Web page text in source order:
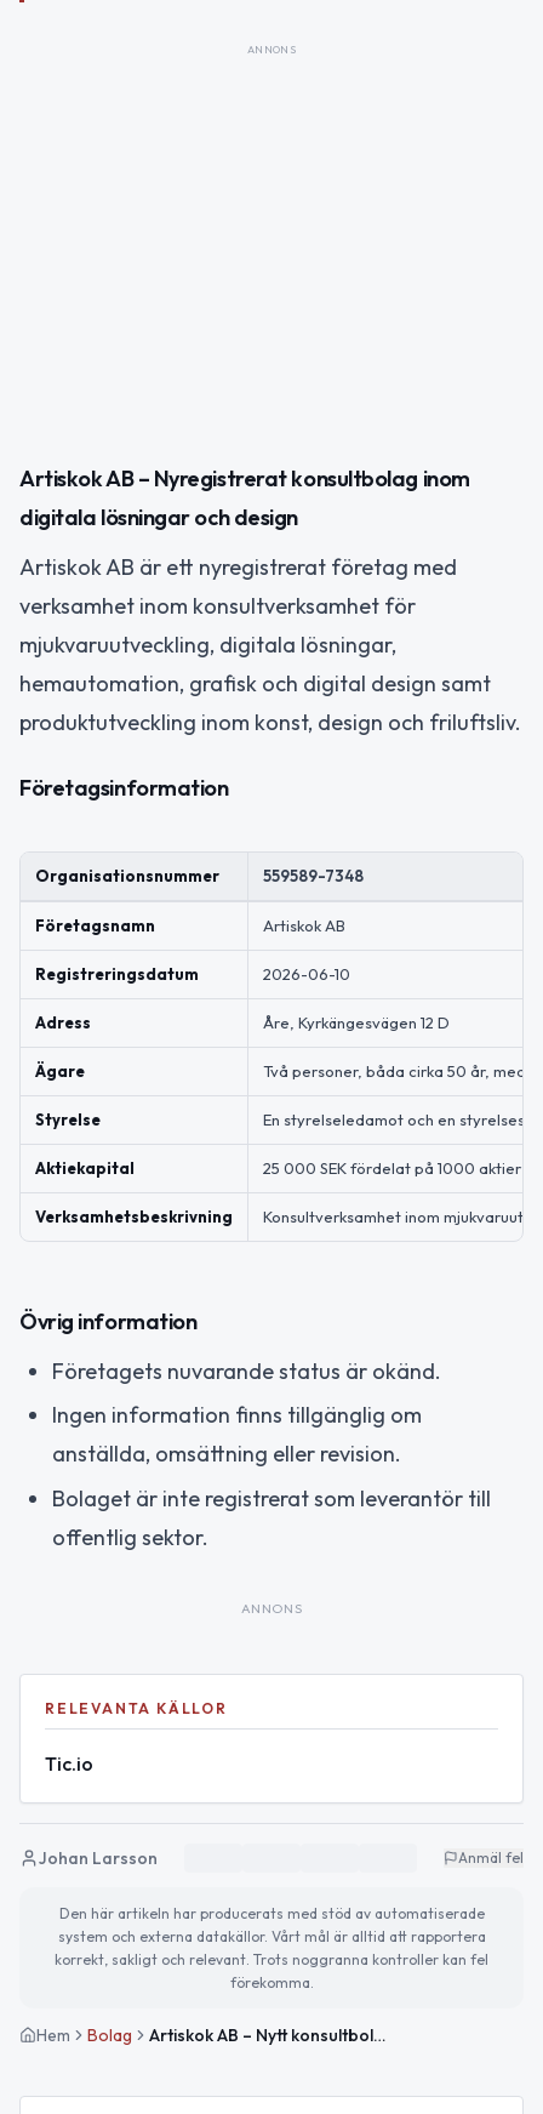
ANNONS
Artiskok AB – Nyregistrerat konsultbolag inom
digitala lösningar och design
Artiskok AB är ett nyregistrerat företag med
verksamhet inom konsultverksamhet för
mjukvaruutveckling, digitala lösningar,
hemautomation, grafisk och digital design samt
produktutveckling inom konst, design och friluftsliv.
Företagsinformation
Organisationsnummer 559589-7348
Företagsnamn Artiskok AB
Registreringsdatum 2026-06-10
Adress Åre, Kyrkängesvägen 12 D
Ägare Två personer, båda cirka 50 år, med
Styrelse En styrelseledamot och en
Aktiekapital 25 000 SEK fördelat på 1000 aktier
Verksamhetsbeskrivning Konsultverksamhet inom
Övrig information
Företagets nuvarande status är okänd.
Ingen information finns tillgänglig om
anställda, omsättning eller revision.
Bolaget är inte registrerat som leverantör till
offentlig sektor.
ANNONS
RELEVANTA KÄLLOR
Tic.io
Johan Larsson Anmäl fel
Den här artikeln har producerats med stöd av automatiserade
system och externa datakällor. Vårt mål är alltid att rapportera
korrekt, sakligt och relevant. Trots noggranna kontroller kan fel
förekomma.
Hem Bolag Artiskok AB – Nytt konsultbolag inom digital design och mjukvara